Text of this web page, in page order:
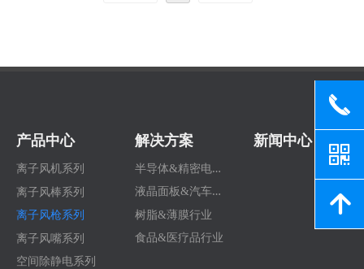
产品中心
离子风机系列
离子风棒系列
离子风枪系列
离子风嘴系列
空间除静电系列
解决方案
半
导体&精密电子行业
液
晶面板&汽车行业
树脂&薄膜行业
食品&医疗品行业
新闻中心
끅
낃
녕